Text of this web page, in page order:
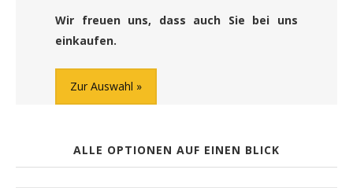
Wir freuen uns, dass auch Sie bei uns
einkaufen.
Zur Auswahl
ALLE OPTIONEN AUF EINEN BLICK